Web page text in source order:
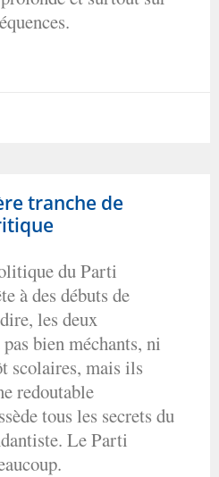
tranche de
du Parti
à des débuts de
les deux
bien méchants, ni
scolaires, mais ils
redoutable
tous les secrets du
Le Parti